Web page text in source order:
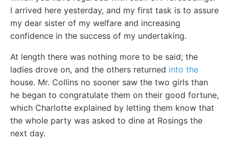
I arrived here yesterday, and my first task is to assure
my dear sister of my welfare and increasing
confidence in the success of my undertaking.
At length there was nothing more to be said; the
ladies drove on, and the others returned into the
house. Mr. Collins no sooner saw the two girls than
he began to congratulate them on their good fortune,
which Charlotte explained by letting them know that
the whole party was asked to dine at Rosings the
next day.